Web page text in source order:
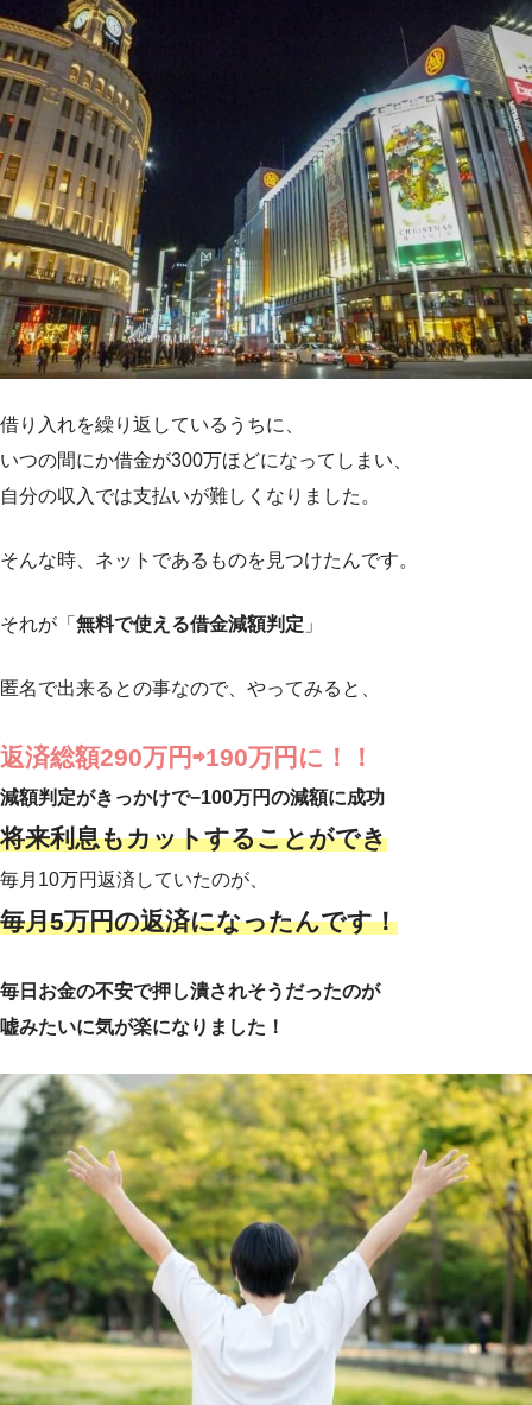
借り入れを繰り返しているうちに、
いつの間にか借金が300万ほどになってしまい、
自分の収入では支払いが難しくなりました。
そんな時、ネットであるものを見つけたんです。
それが「 無料で使える借金減額判定 」
匿名で出来るとの事なので、やってみると、
返済総額290万円⇨190万円に！！
減額判定がきっかけで−100万円の減額に成功
将来利息もカットすることができ
毎月10万円返済していたのが、
毎月5万円の返済になったんです！
毎日お金の不安で押し潰されそうだったのが
嘘みたいに気が楽になりました！